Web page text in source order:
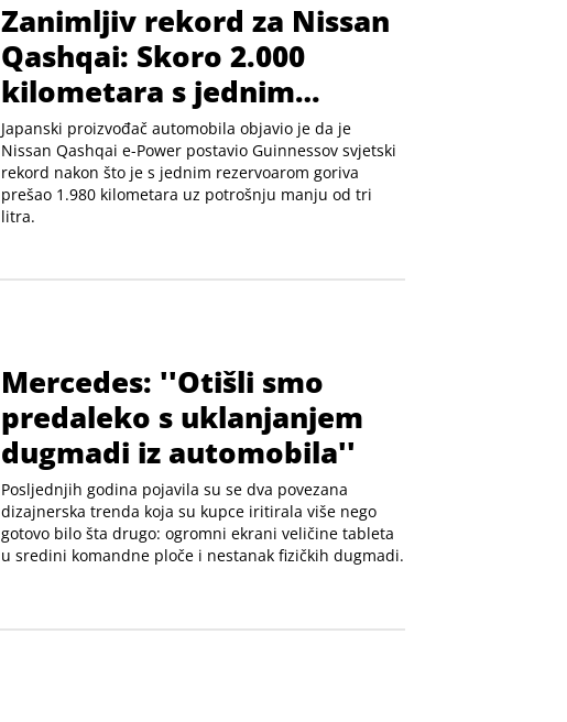
Zanimljiv rekord za Nissan
Qashqai: Skoro 2.000
kilometara s jednim
rezervoarom goriva
Japanski proizvođač automobila objavio je da je
Nissan Qashqai e-Power postavio Guinnessov svjetski
rekord nakon što je s jednim rezervoarom goriva
prešao 1.980 kilometara uz potrošnju manju od tri
litra.
Mercedes: ''Otišli smo
predaleko s uklanjanjem
dugmadi iz automobila''
Posljednjih godina pojavila su se dva povezana
dizajnerska trenda koja su kupce iritirala više nego
gotovo bilo šta drugo: ogromni ekrani veličine tableta
u sredini komandne ploče i nestanak fizičkih dugmadi.